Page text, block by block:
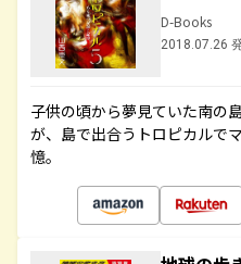
D-Books
2018.07.26
子供の頃から夢見ていた南の
が、島で出合うトロピカルで
憶。